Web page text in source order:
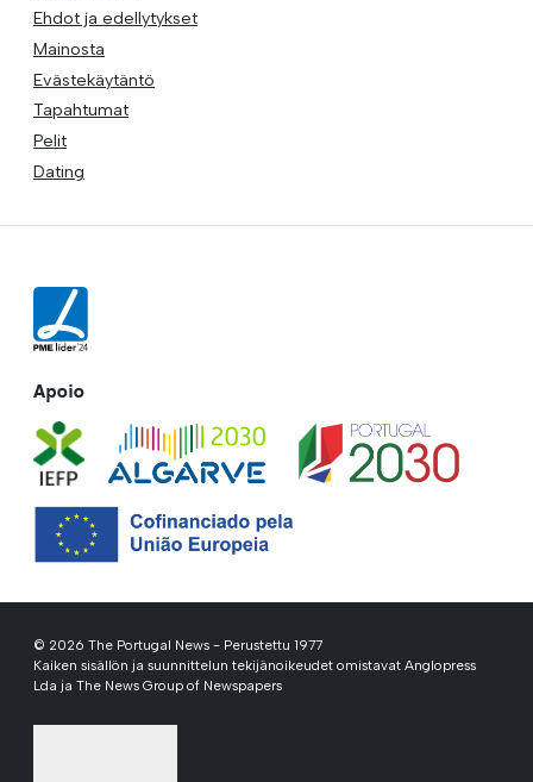
Ehdot ja edellytykset
Mainosta
Evästekäytäntö
Tapahtumat
Pelit
Dating
Apoio
© 2026 The Portugal News - Perustettu 1977
Kaiken sisällön ja suunnittelun tekijänoikeudet omistavat Anglopress
Lda ja The News Group of Newspapers